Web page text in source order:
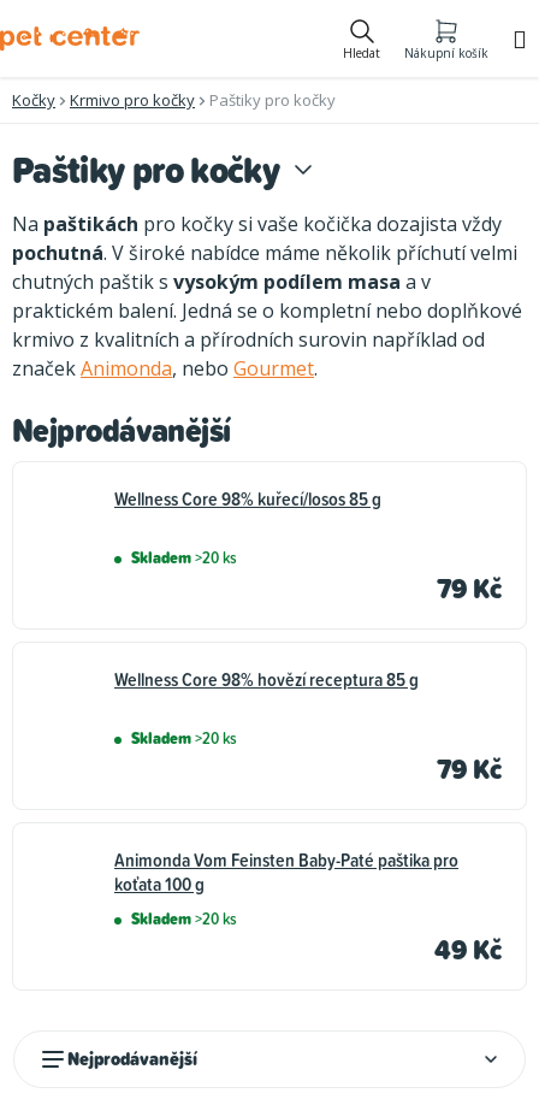
na
Hledat Nákupní košík
Kočky Krmivo pro kočky Paštiky pro kočky
Paštiky pro kočky
Na paštikách pro kočky si vaše kočička dozajista vždy
pochutná. V široké nabídce máme několik příchutí velmi
chutných paštik s vysokým podílem masa a v
praktickém balení. Jedná se o kompletní nebo doplňkové
krmivo z kvalitních a přírodních surovin například od
značekAnimonda, nebo Gourmet.
Nejprodávanější
Wellness Core 98% kuřecí/losos 85 g
Skladem>20 ks
79 Kč
Wellness Core 98% hovězí receptura 85 g
Skladem>20 ks
79 Kč
Animonda Vom Feinsten Baby-Paté paštika pro
koťata 100 g
Skladem>20 ks
49 Kč
Nejprodávanější